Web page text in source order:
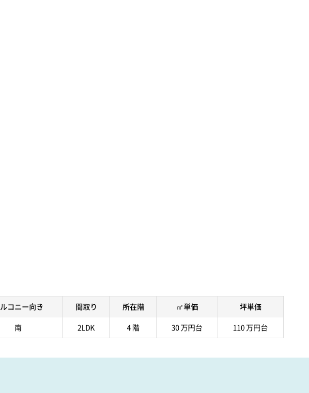
コニー向き 間取り 所在階 ㎡単価
坪単価
南 2LDK 4 階 30 万円台 110 万円台